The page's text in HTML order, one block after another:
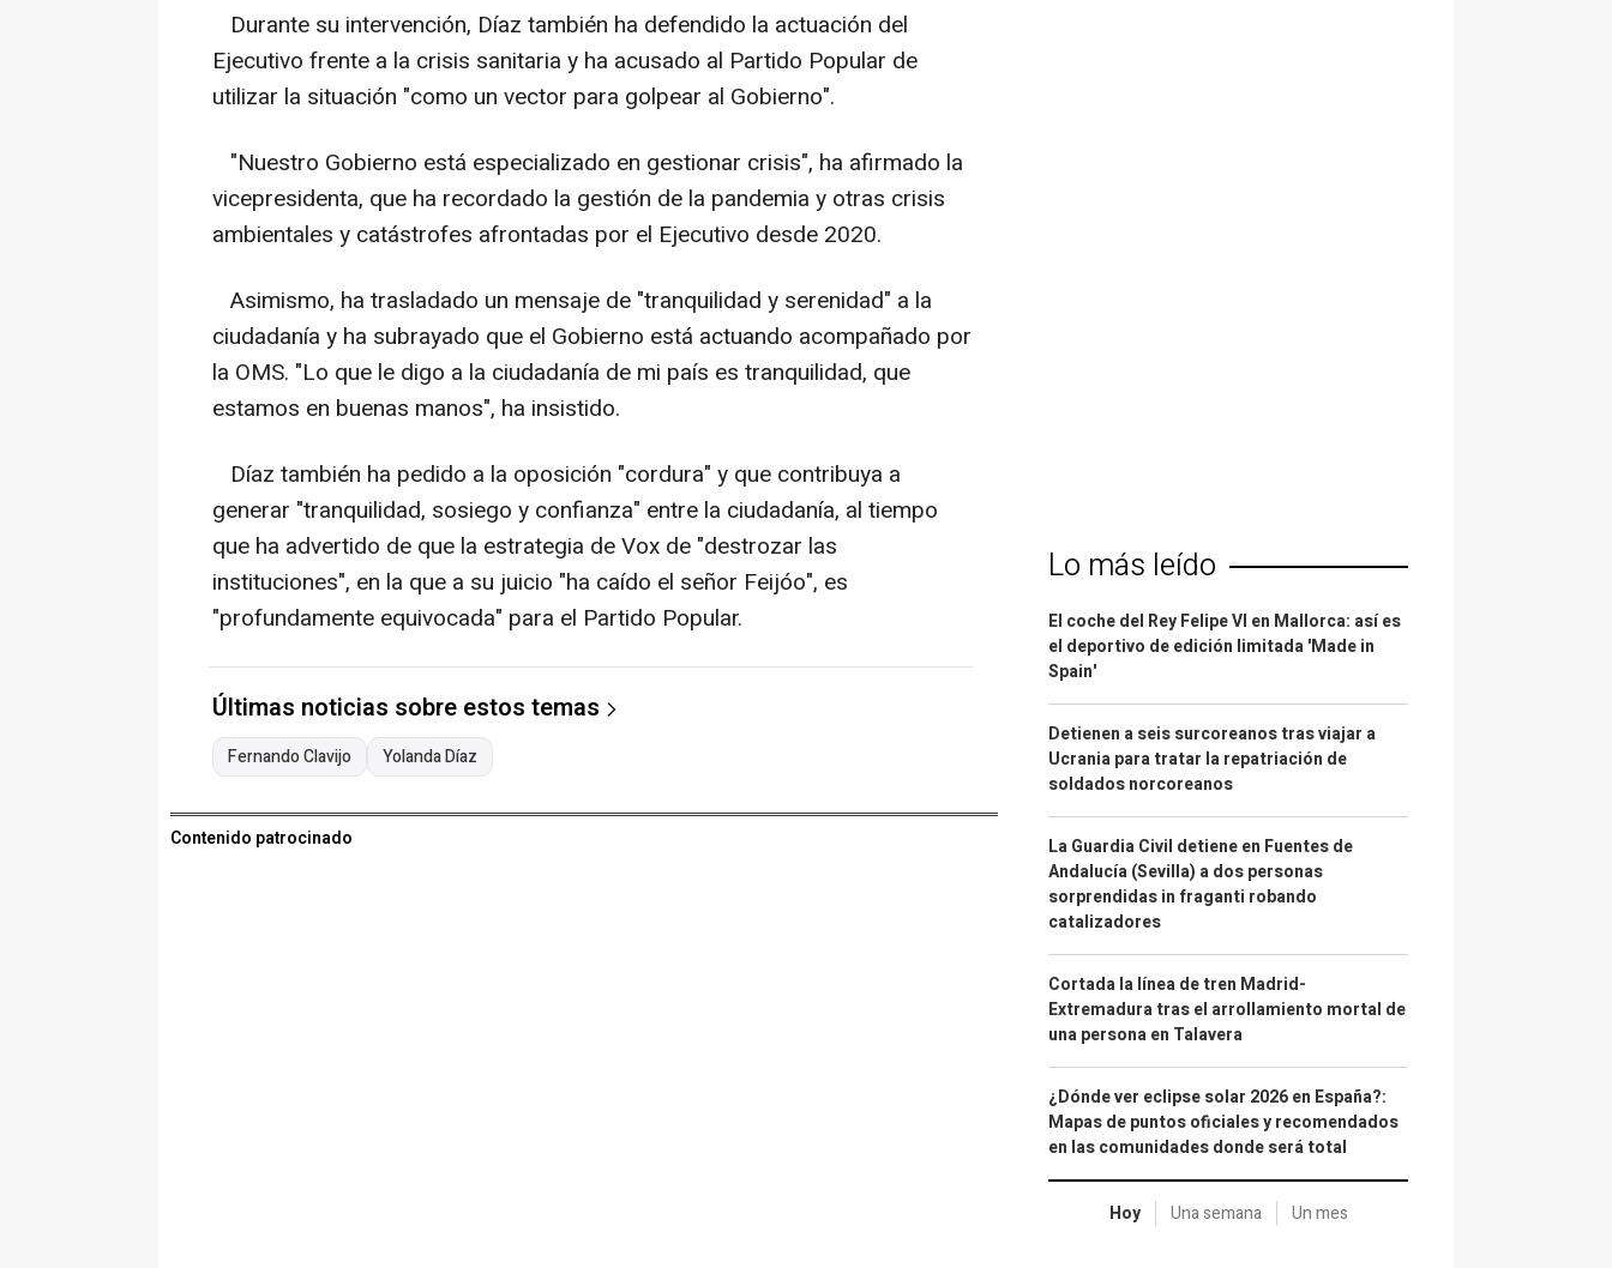
Durante su intervención, Díaz también ha defendido la actuación del
Ejecutivo frente a la crisis sanitaria y ha acusado al Partido Popular de
utilizar la situación "como un vector para golpear al Gobierno".
"Nuestro Gobierno está especializado en gestionar crisis", ha afirmado la
vicepresidenta, que ha recordado la gestión de la pandemia y otras crisis
ambientales y catástrofes afrontadas por el Ejecutivo desde 2020.
Asimismo, ha trasladado un mensaje de "tranquilidad y serenidad" a la
ciudadanía y ha subrayado que el Gobierno está actuando acompañado por
la OMS. "Lo que le digo a la ciudadanía de mi país es tranquilidad, que
estamos en buenas manos", ha insistido.
Díaz también ha pedido a la oposición "cordura" y que contribuya a
generar "tranquilidad, sosiego y confianza" entre la ciudadanía, al tiempo
que ha advertido de que la estrategia de Vox de "destrozar las
instituciones", en la que a su juicio "ha caído el señor Feijóo", es
"profundamente equivocada" para el Partido Popular.
Últimas noticias sobre estos temas
Fernando Clavijo Yolanda Díaz
Contenido patrocinado
Lo más leído
El coche del Rey Felipe VI en Mallorca: así es
el deportivo de edición limitada 'Made in
Spain'
Detienen a seis surcoreanos tras viajar a
Ucrania para tratar la repatriación de
soldados norcoreanos
La Guardia Civil detiene en Fuentes de
Andalucía (Sevilla) a dos personas
sorprendidas in fraganti robando
catalizadores
Cortada la línea de tren Madrid-
Extremadura tras el arrollamiento mortal de
una persona en Talavera
¿Dónde ver eclipse solar 2026 en España?:
Mapas de puntos oficiales y recomendados
en las comunidades donde será total
Hoy Una semana Un mes